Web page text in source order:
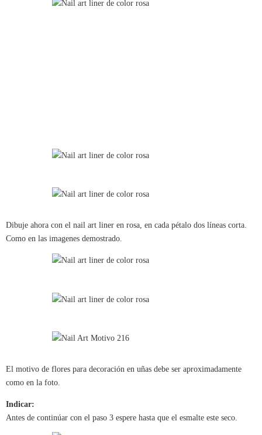
Dibuje ahora con el nail art liner en rosa, en cada pétalo dos líneas corta.
Como en las imagenes demostrado.
El motivo de flores para decoración en uñas debe ser aproximadamente
como en la foto.
Indicar:
Antes de continúar con el paso 3 espere hasta que el esmalte este seco.